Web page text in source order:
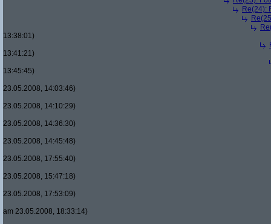
Re(24):
13:38:01)
13:41:21)
13:45:45)
23.05.2008, 14:03:46)
23.05.2008, 14:10:29)
23.05.2008, 14:36:30)
23.05.2008, 14:45:48)
23.05.2008, 17:55:40)
23.05.2008, 15:47:18)
23.05.2008, 17:53:09)
am 23.05.2008, 18:33:14)